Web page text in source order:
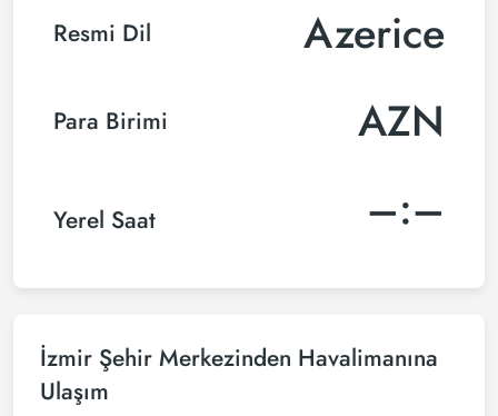
Resmi Dil Azerice
Para Birimi AZN
Yerel Saat –:–
İzmir Şehir Merkezinden Havalimanına
Ulaşım